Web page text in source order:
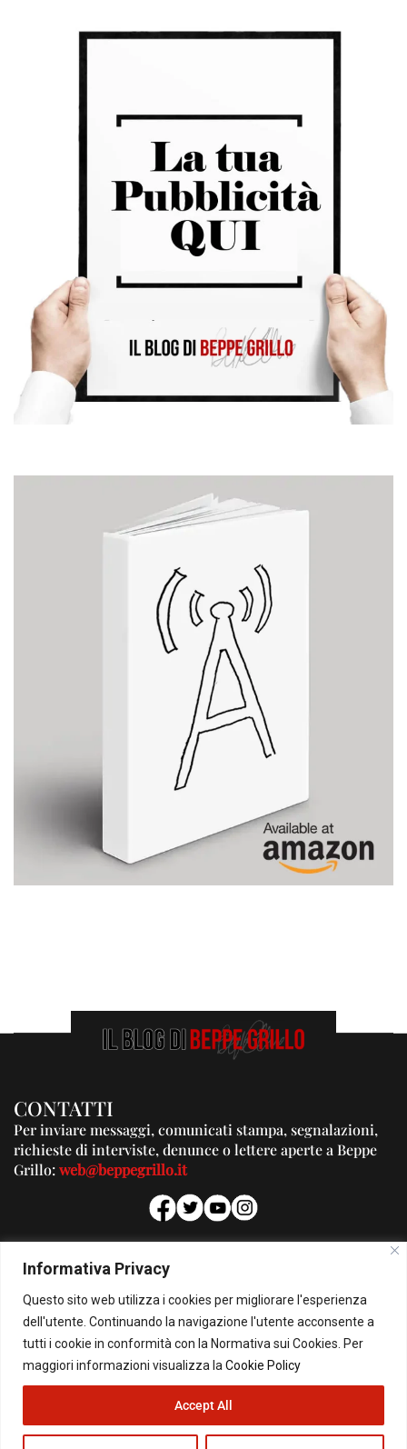
Informativa Privacy
Questo sito web utilizza i cookies per migliorare l'esperienza
dell'utente. Continuando la navigazione l'utente acconsente a
tutti i cookie in conformità con la Normativa sui Cookies. Per
maggiori informazioni visualizza la Cookie Policy
Accept All
CONTATTI
Per inviare messaggi, comunicati stampa, segnalazioni,
richieste di interviste, denunce o lettere aperte a Beppe
Grillo:web@beppegrillo.it
PUBBLICITA'
Per la tua pubblicità su questo Blog:
pubblicita@beppegrillo.it
© Copyright 2026 - Il Blog di Beppe Grillo. All Rights Reserved - Powered by
happygrafic.com